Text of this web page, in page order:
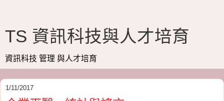
TS 資訊科技與人才培育
資訊科技 管理 與人才培育
1/11/2017